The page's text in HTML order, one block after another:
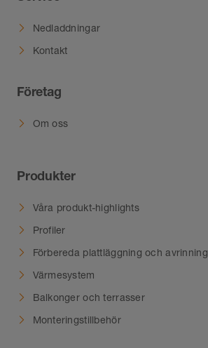
Nedladdningar
Kontakt
Företag
Om oss
Produkter
Våra produkt-highlights
Profiler
Förbereda plattläggning och avrinning
Värmesystem
Balkonger och terrasser
Monteringstillbehör